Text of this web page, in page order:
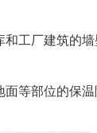
工厂建筑的
等部位的保